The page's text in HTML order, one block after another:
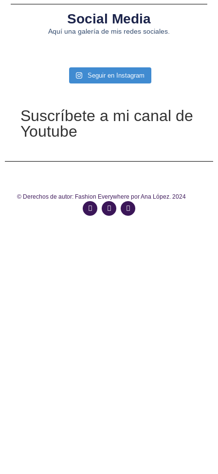
Social Media
Aquí una galería de mis redes sociales.
Seguir en Instagram
Suscríbete a mi canal de
Youtube
© Derechos de autor: Fashion Everywhere por Ana López. 2024